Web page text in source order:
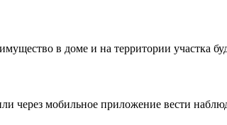
в доме и на территории участка
мобильное приложение вести